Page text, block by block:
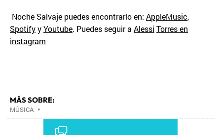
Noche Salvaje puedes encontrarlo en: AppleMusic,
SpotifyyYoutube. Puedes seguir a Alessi Torres en
instagram
MÁS SOBRE:
MÚSICA •